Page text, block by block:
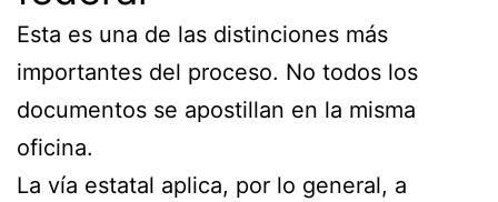
Esta es una de las distinciones más
importantes del proceso. No todos los
documentos se apostillan en la misma
oficina.
La vía estatal aplica, por lo general, a